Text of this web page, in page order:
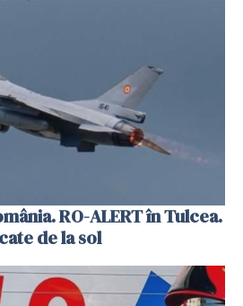
RO-ALERT în Tulcea.
de la sol